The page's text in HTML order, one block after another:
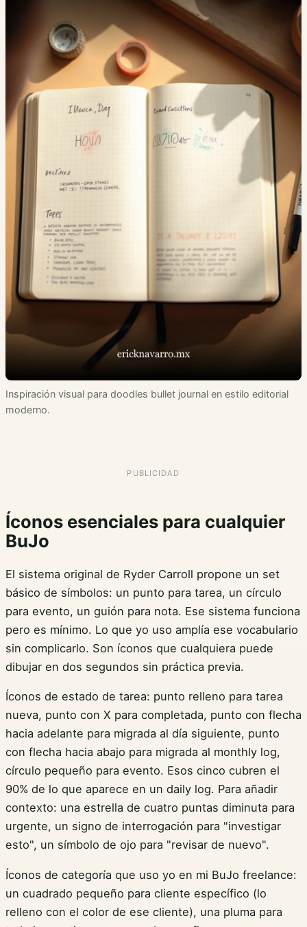
Inspiración visual para doodles bullet journal en estilo editorial
moderno.
Íconos esenciales para cualquier
BuJo
El sistema original de Ryder Carroll propone un set
básico de símbolos: un punto para tarea, un círculo
para evento, un guión para nota. Ese sistema funciona
pero es mínimo. Lo que yo uso amplía ese vocabulario
sin complicarlo. Son íconos que cualquiera puede
dibujar en dos segundos sin práctica previa.
Íconos de estado de tarea: punto relleno para tarea
nueva, punto con X para completada, punto con flecha
hacia adelante para migrada al día siguiente, punto
con flecha hacia abajo para migrada al monthly log,
círculo pequeño para evento. Esos cinco cubren el
90% de lo que aparece en un daily log. Para añadir
contexto: una estrella de cuatro puntas diminuta para
urgente, un signo de interrogación para "investigar
esto", un símbolo de ojo para "revisar de nuevo".
Íconos de categoría que uso yo en mi BuJo freelance:
un cuadrado pequeño para cliente específico (lo
relleno con el color de ese cliente), una pluma para